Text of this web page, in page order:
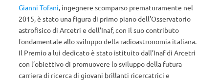
Gianni Tofani, ingegnere scomparso prematuramente nel
2015, è stato una figura di primo piano dell’Osservatorio
astrofisico di Arcetri e dell’Inaf, con il suo contributo
fondamentale allo sviluppo della radioastronomia italiana.
Il Premio a lui dedicato è stato istituito dall’Inaf di Arcetri
con l’obiettivo di promuovere lo sviluppo della futura
carriera di ricerca di giovani brillanti ricercatrici e